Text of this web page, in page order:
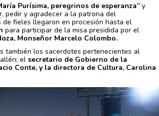
Purísima, peregrinos de esperanza” y
pedir y agradecer a la patrona del
de fieles llegaron en procesión hasta el
para participar de la misa presidida por el
Monseñor Marcelo Colombo.
también los sacerdotes pertenecientes al
el secretario de Gobierno de la
Conte, y la directora de Cultura, Carolina